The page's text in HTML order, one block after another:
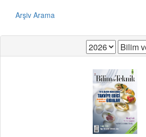
Arşiv Arama